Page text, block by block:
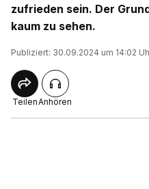
zufrieden sein. Der
kaum zu sehen.
Publiziert: 30.09.2024 um 14:02
TeilenAnhören